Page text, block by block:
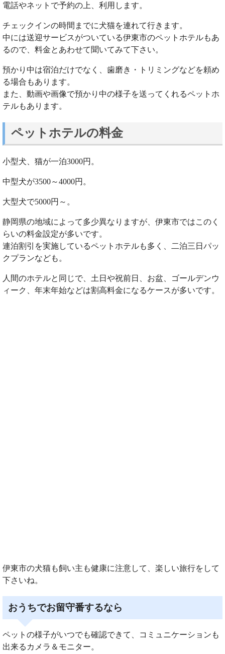
電話やネットで予約の上、利用します。
チェックインの時間までに犬猫を連れて行きます。
中には送迎サービスがついている伊東市のペットホテルもあ
るので、料金とあわせて聞いてみて下さい。
預かり中は宿泊だけでなく、歯磨き・トリミングなどを頼め
る場合もあります。
また、動画や画像で預かり中の様子を送ってくれるペットホ
テルもあります。
ペットホテルの料金
小型犬、猫が一泊3000円。
中型犬が3500～4000円。
大型犬で5000円～。
静岡県の地域によって多少異なりますが、伊東市ではこのく
らいの料金設定が多いです。
連泊割引を実施しているペットホテルも多く、二泊三日パッ
クプランなども。
人間のホテルと同じで、土日や祝前日、お盆、ゴールデンウ
ィーク、年末年始などは割高料金になるケースが多いです。
伊東市の犬猫も飼い主も健康に注意して、楽しい旅行をして
下さいね。
おうちでお留守番するなら
ペットの様子がいつでも確認できて、コミュニケーションも
出来るカメラ＆モニター。